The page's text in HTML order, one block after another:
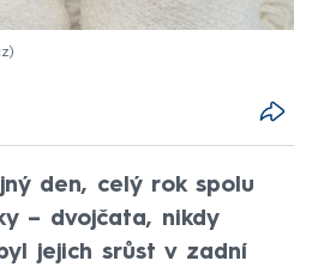
den, celý rok spolu
– dvojčata, nikdy
jejich srůst v zadní